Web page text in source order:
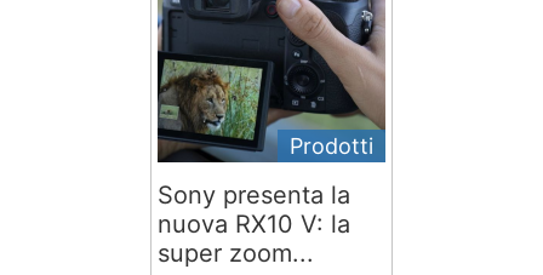
Prodotti
Sony presenta la
nuova RX10 V: la
super zoom...